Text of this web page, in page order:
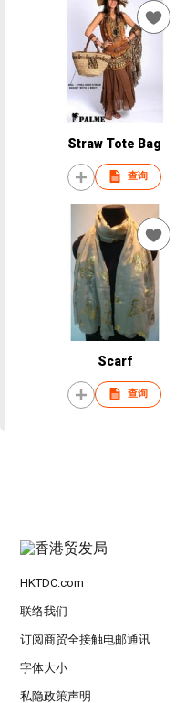
Straw Tote Bag
查询
Scarf
查询
HKTDC.com
联络我们
订阅商贸全接触电邮通讯
字体大小
私隐政策声明